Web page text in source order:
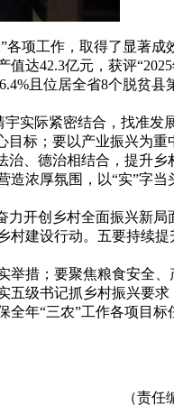
项工作，取得了显著成
达42.3亿元，获评
且位居全省8个脱贫
实际紧密结合，找准发
标；要以产业振兴为重
、德治相结合，提升乡
浓厚氛围，以“实”字当
开创乡村全面振兴新局
村建设行动。五要持续
措；要聚焦粮食安全、
五级书记抓乡村振兴要
年“三农”工作各项目标
（责任